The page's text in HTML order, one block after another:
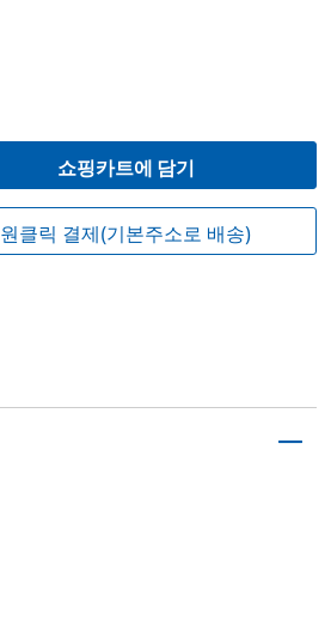
쇼핑카트에 담기
원클릭 결제(기본주소로 배송)